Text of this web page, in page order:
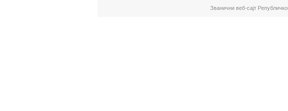
Званични веб-сајт